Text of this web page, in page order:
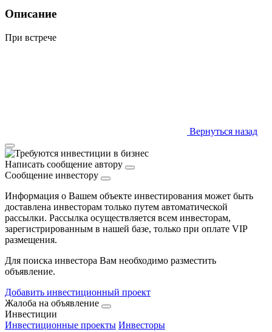
Описание
При встрече
Вернуться назад
Написать сообщение автору
Сообщение инвестору
Информация о Вашем объекте инвестирования может быть
доставлена инвесторам только путем автоматической
рассылки. Рассылка осуществляется всем инвесторам,
зарегистрированным в нашей базе, только при оплате VIP
размещения.
Для поиска инвестора Вам необходимо разместить
объявление.
Добавить инвестиционный проект
Жалоба на объявление
Инвестиции
Инвестиционные проекты Инвесторы